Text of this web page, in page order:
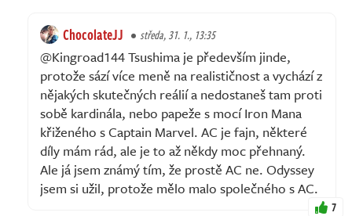
ChocolateJJ středa, 31. 1., 13:35
@Kingroad144 Tsushima je především jinde,
protože sází více meně na realističnost a vychází z
nějakých skutečných reálií a nedostaneš tam proti
sobě kardinála, nebo papeže s mocí Iron Mana
křiženého s Captain Marvel. AC je fajn, některé
díly mám rád, ale je to až někdy moc přehnaný.
Ale já jsem známý tím, že prostě AC ne. Odyssey
jsem si užil, protože mělo malo společného s AC.
7